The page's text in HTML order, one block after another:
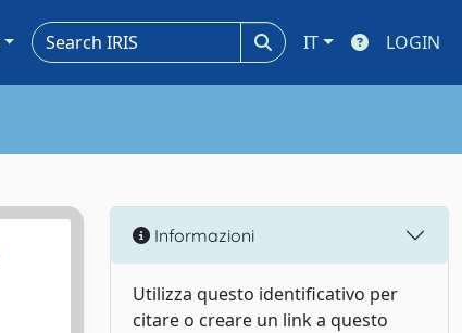
IT LOGIN
Informazioni
Utilizza questo identificativo per
citare o creare un link a questo